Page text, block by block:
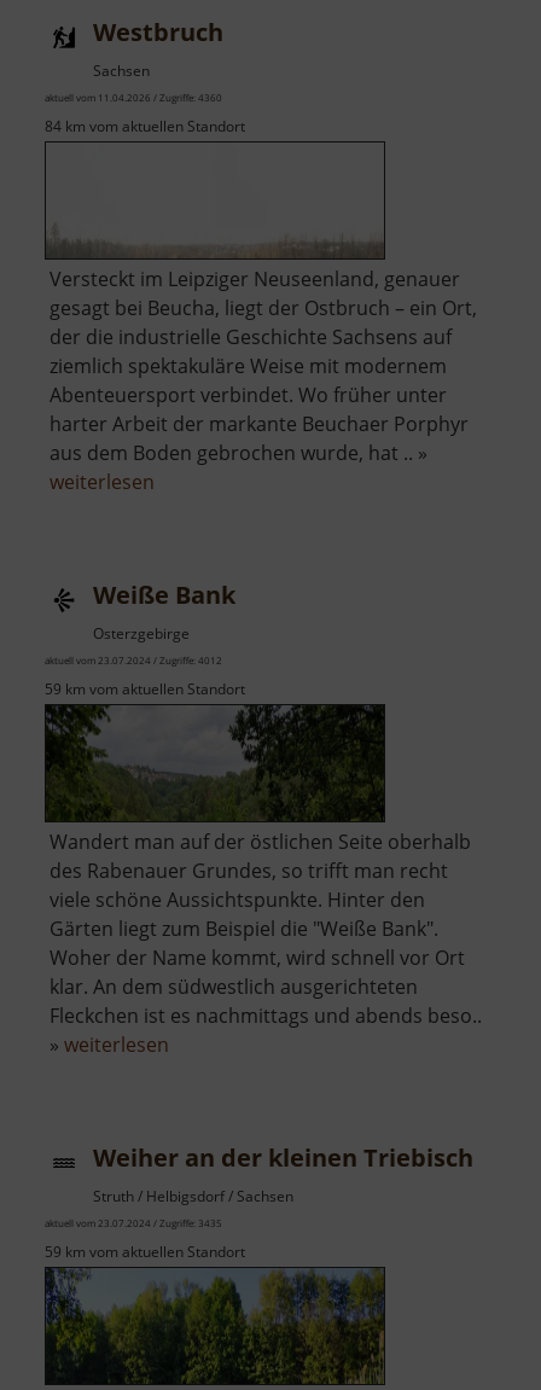
Westbruch
Sachsen
aktuell vom 11.04.2026 / Zugriffe: 4360
84 km vom aktuellen Standort
Versteckt im Leipziger Neuseenland, genauer
gesagt bei Beucha, liegt der Ostbruch – ein Ort,
der die industrielle Geschichte Sachsens auf
ziemlich spektakuläre Weise mit modernem
Abenteuersport verbindet. Wo früher unter
harter Arbeit der markante Beuchaer Porphyr
aus dem Boden gebrochen wurde, hat .. »
weiterlesen
Weiße Bank
Osterzgebirge
aktuell vom 23.07.2024 / Zugriffe: 4012
59 km vom aktuellen Standort
Wandert man auf der östlichen Seite oberhalb
des Rabenauer Grundes, so trifft man recht
viele schöne Aussichtspunkte. Hinter den
Gärten liegt zum Beispiel die "Weiße Bank".
Woher der Name kommt, wird schnell vor Ort
klar. An dem südwestlich ausgerichteten
Fleckchen ist es nachmittags und abends beso..
» weiterlesen
Weiher an der kleinen Triebisch
Struth / Helbigsdorf / Sachsen
aktuell vom 23.07.2024 / Zugriffe: 3435
59 km vom aktuellen Standort